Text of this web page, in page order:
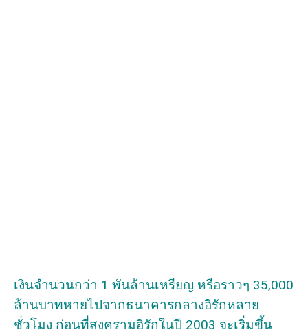
เงินจำนวนกว่า 1 พันล้านเหรียญ หรือราวๆ 35,000
ล้านบาทหายไปจากธนาคารกลางอิรักหลาย
ชั่วโมง ก่อนที่สงครามอิรักในปี 2003 จะเริ่มขึ้น